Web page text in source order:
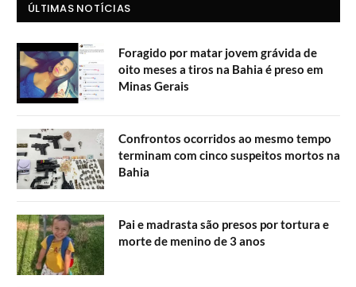
ÚLTIMAS NOTÍCIAS
Foragido por matar jovem grávida de
oito meses a tiros na Bahia é preso em
Minas Gerais
Confrontos ocorridos ao mesmo tempo
terminam com cinco suspeitos mortos na
Bahia
Pai e madrasta são presos por tortura e
morte de menino de 3 anos